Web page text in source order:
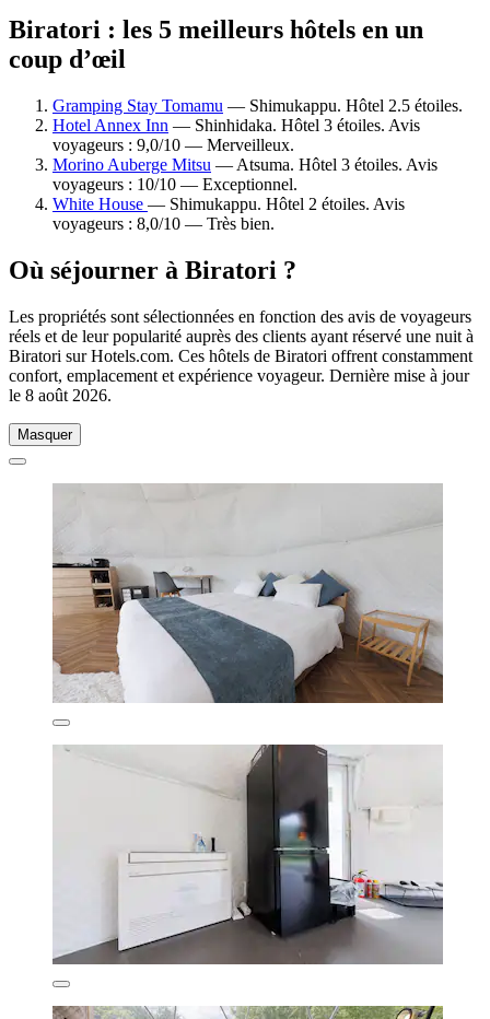
Biratori : les 5 meilleurs hôtels en un
coup d’œil
Gramping Stay Tomamu — Shimukappu. Hôtel 2.5 étoiles.
Hotel Annex Inn — Shinhidaka. Hôtel 3 étoiles. Avis
voyageurs : 9,0/10 — Merveilleux.
Morino Auberge Mitsu — Atsuma. Hôtel 3 étoiles. Avis
voyageurs : 10/10 — Exceptionnel.
White House — Shimukappu. Hôtel 2 étoiles. Avis
voyageurs : 8,0/10 — Très bien.
Où séjourner à Biratori ?
Les propriétés sont sélectionnées en fonction des avis de voyageurs
réels et de leur popularité auprès des clients ayant réservé une nuit à
Biratori sur Hotels.com. Ces hôtels de Biratori offrent constamment
confort, emplacement et expérience voyageur. Dernière mise à jour
le 8 août 2026.
Masquer